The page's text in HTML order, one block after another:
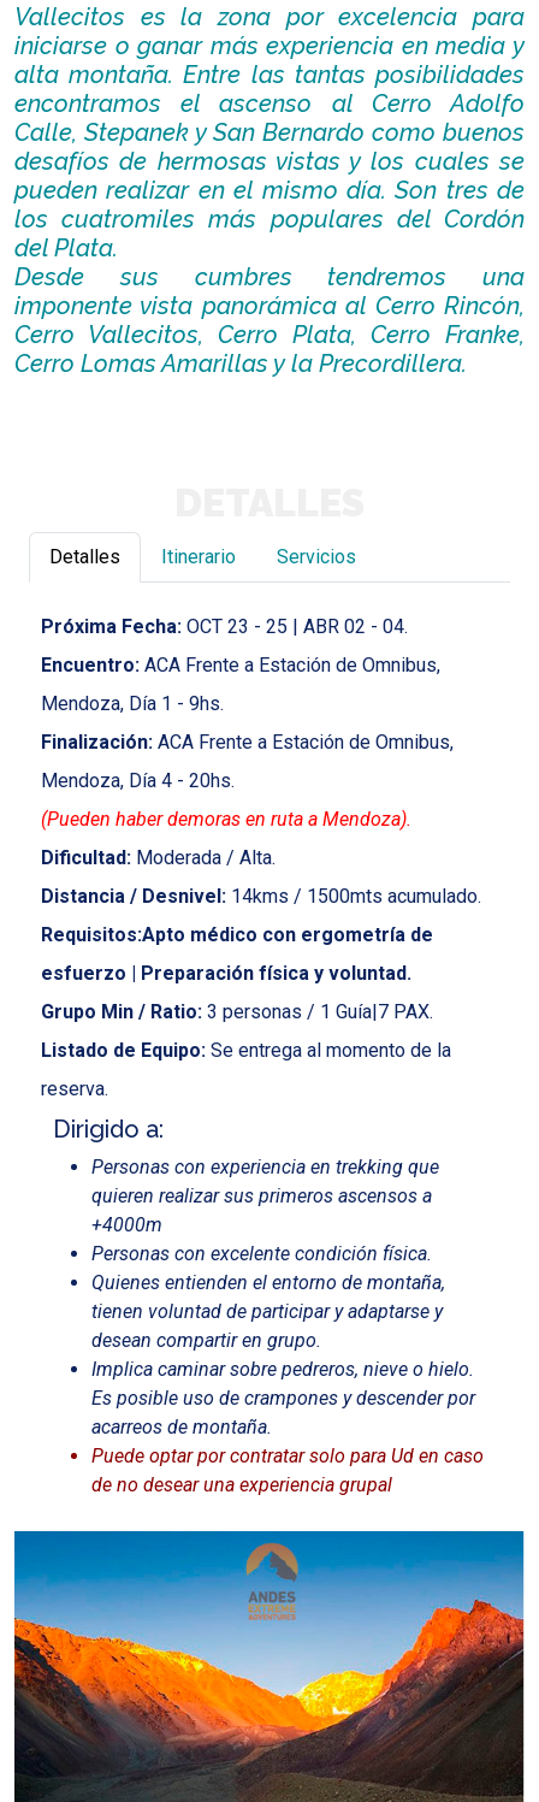
Vallecitos es la zona por excelencia para
iniciarse o ganar más experiencia en media y
alta montaña. Entre las tantas posibilidades
encontramos el ascenso al Cerro Adolfo
Calle, Stepanek y San Bernardo como buenos
desafíos de hermosas vistas y los cuales se
pueden realizar en el mismo día. Son tres de
los cuatromiles más populares del Cordón
del Plata.
Desde sus cumbres tendremos una
imponente vista panorámica al Cerro Rincón,
Cerro Vallecitos, Cerro Plata, Cerro Franke,
Cerro Lomas Amarillas y la Precordillera.
Detalles Itinerario Servicios
Próxima Fecha: OCT 23 - 25 | ABR 02 - 04.
Encuentro: ACA Frente a Estación de Omnibus,
Mendoza, Día 1 - 9hs.
Finalización: ACA Frente a Estación de Omnibus,
Mendoza, Día 4 - 20hs.
(Pueden haber demoras en ruta a Mendoza).
Dificultad: Moderada / Alta.
Distancia / Desnivel: 14kms / 1500mts acumulado.
Requisitos:Apto médico con ergometría de
esfuerzo | Preparación física y voluntad.
Grupo Min / Ratio: 3 personas / 1 Guía|7 PAX.
Listado de Equipo: Se entrega al momento de la
reserva.
Dirigido a:
Personas con experiencia en trekking que
quieren realizar sus primeros ascensos a
+4000m
Personas con excelente condición física.
Quienes entienden el entorno de montaña,
tienen voluntad de participar y adaptarse y
desean compartir en grupo.
Implica caminar sobre pedreros, nieve o hielo.
Es posible uso de crampones y descender por
acarreos de montaña.
Puede optar por contratar solo para Ud en caso
de no desear una experiencia grupal